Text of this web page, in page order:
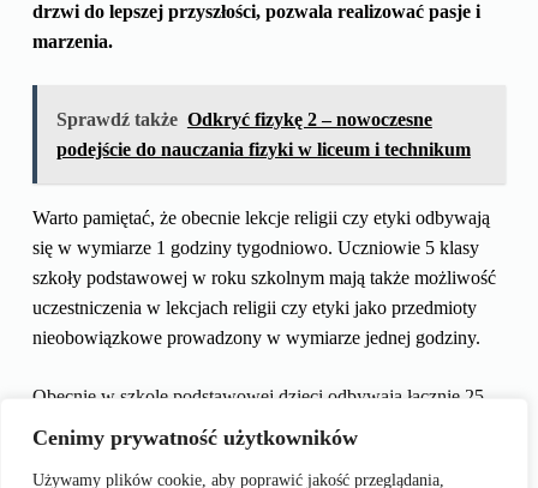
Cenimy prywatność użytkowników
Używamy plików cookie, aby poprawić jakość przeglądania,
drzwi do lepszej przyszłości, pozwala realizować pasje i
marzenia.
Sprawdź także Odkryć fizykę 2 – nowoczesne
podejście do nauczania fizyki w liceum i technikum
Warto pamiętać, że obecnie lekcje religii czy etyki odbywają
się w wymiarze 1 godziny tygodniowo. Uczniowie 5 klasy
szkoły podstawowej w roku szkolnym mają także możliwość
uczestniczenia w lekcjach religii czy etyki jako przedmioty
nieobowiązkowe prowadzony w wymiarze jednej godziny.
Obecnie w szkole podstawowej dzieci odbywają łącznie 25
godzin lekcyjnych.
Książki dzieci otrzymują w szkole.